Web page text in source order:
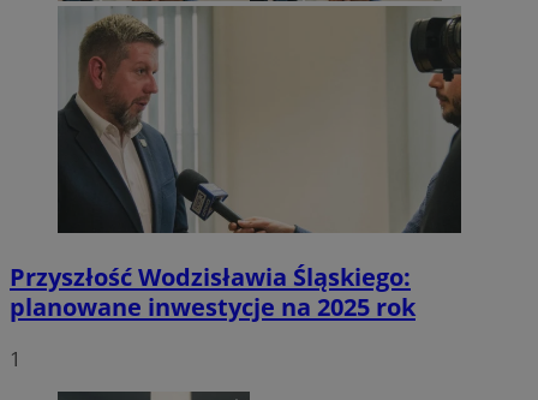
Przyszłość Wodzisławia Śląskiego:
planowane inwestycje na 2025 rok
1